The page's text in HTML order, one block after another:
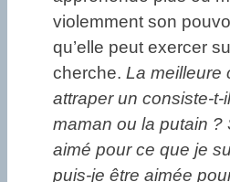
violemment son
qu’elle peut exercer
cherche. La meilleure
attraper un consiste-t-
maman ou la putain ?
aimé pour ce que je
puis-je être aimée